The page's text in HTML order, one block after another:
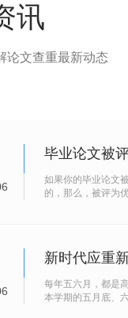
讯
论文查重最新动态
毕业论文被
如果你的毕业论文
的，那么，被评为
新时代应重
每年五六月，都是
本学期的五月底、